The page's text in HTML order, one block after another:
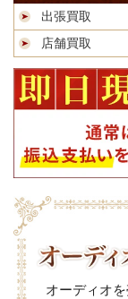
出張買取
店舗買取
オーディオ